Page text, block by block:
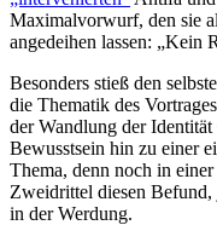
Maximalvorwurf, den sie
angedeihen lassen: „Kein
Besonders stieß den
die Thematik des
der Wandlung der Identität
Bewusstsein hin zu einer
Thema, denn noch in
Zweidrittel diesen Befund,
in der Werdung.